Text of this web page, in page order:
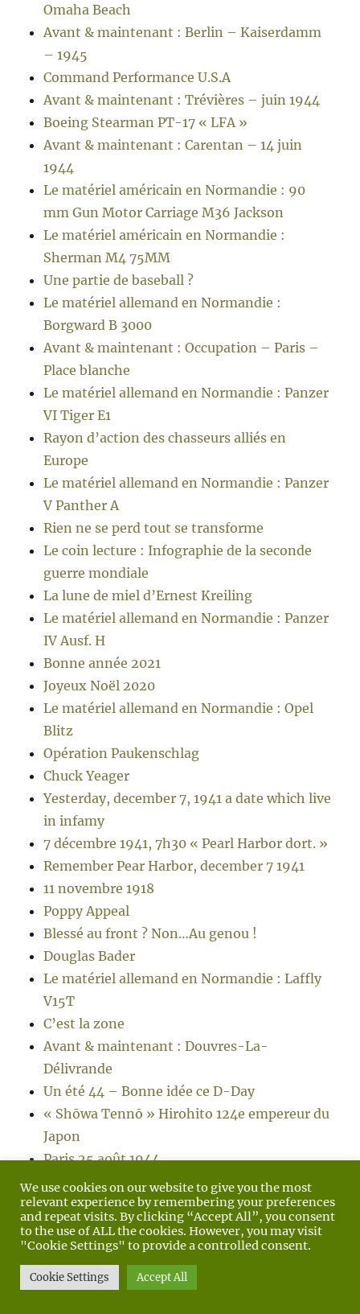
Omaha Beach
Avant & maintenant : Berlin – Kaiserdamm
– 1945
Command Performance U.S.A
Avant & maintenant : Trévières – juin 1944
Boeing Stearman PT-17 « LFA »
Avant & maintenant : Carentan – 14 juin
1944
Le matériel américain en Normandie : 90
mm Gun Motor Carriage M36 Jackson
Le matériel américain en Normandie :
Sherman M4 75MM
Une partie de baseball ?
Le matériel allemand en Normandie :
Borgward B 3000
Avant & maintenant : Occupation – Paris –
Place blanche
Le matériel allemand en Normandie : Panzer
VI Tiger E1
Rayon d’action des chasseurs alliés en
Europe
Le matériel allemand en Normandie : Panzer
V Panther A
Rien ne se perd tout se transforme
Le coin lecture : Infographie de la seconde
guerre mondiale
La lune de miel d’Ernest Kreiling
Le matériel allemand en Normandie : Panzer
IV Ausf. H
Bonne année 2021
Joyeux Noël 2020
Le matériel allemand en Normandie : Opel
Blitz
Opération Paukenschlag
Chuck Yeager
Yesterday, december 7, 1941 a date which live
in infamy
7 décembre 1941, 7h30 « Pearl Harbor dort. »
Remember Pear Harbor, december 7 1941
11 novembre 1918
Poppy Appeal
Blessé au front ? Non…Au genou !
Douglas Bader
Le matériel allemand en Normandie : Laffly
V15T
C’est la zone
Avant & maintenant : Douvres-La-
Délivrande
Un été 44 – Bonne idée ce D-Day
« Shōwa Tennō » Hirohito 124e empereur du
Japon
Paris 25 août 1944
Opération Aphrodite
Le matériel allemand en Normandie : Panzer
VI Tiger II Ausf. B « Königstiger »
Le matériel allemand en Normandie : Steyr
1500
Lest we forget
We use cookies on our website to give you the most
relevant experience by remembering your preferences
and repeat visits. By clicking “Accept All”, you consent
to the use of ALL the cookies. However, you may visit
"Cookie Settings" to provide a controlled consent.
Cookie Settings Accept All